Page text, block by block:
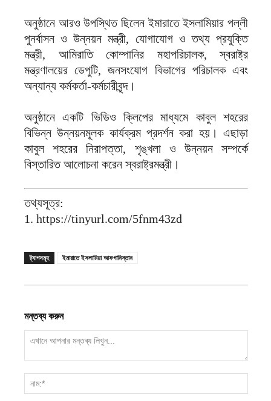
অনুষ্ঠানে আরও উপস্থিত ছিলেন ইমারাতে ইসলামিয়ার পল্লী
পুনর্বাসন ও উন্নয়ন মন্ত্রী, যোগাযোগ ও তথ্য প্রযুক্তি
মন্ত্রী, আমিরাতি কোম্পানির মহাপরিচালক, স্বরাষ্ট্র
মন্ত্রণালয়ের ডেপুটি, জনসংযোগ বিভাগের পরিচালক এবং
অন্যান্য কর্মকর্তা-কর্মচারীবৃন্দ।
অনুষ্ঠানে একটি ভিডিও ক্লিপের মাধ্যমে কাবুল শহরের
বিভিন্ন উন্নয়নমূলক কার্যক্রম প্রদর্শন করা হয়। এছাড়া
কাবুল শহরের নিরাপত্তা, শৃঙ্খলা ও উন্নয়ন সম্পর্কে
বিস্তারিত আলোচনা করেন স্বরাষ্ট্রমন্ত্রী।
তথ্যসূত্র:
1. https://tinyurl.com/5fnm43zd
ট্যাগসমূহ ইমারাতে ইসলামিয়া আফগানিস্তান
মন্তব্য করুন